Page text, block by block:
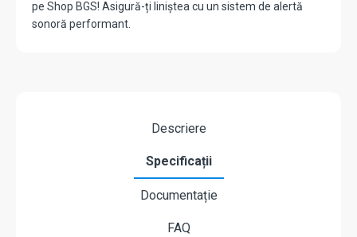
pe Shop BGS! Asigură-ți liniștea cu un sistem de alertă
sonoră performant.
Descriere
Specificații
Documentație
FAQ